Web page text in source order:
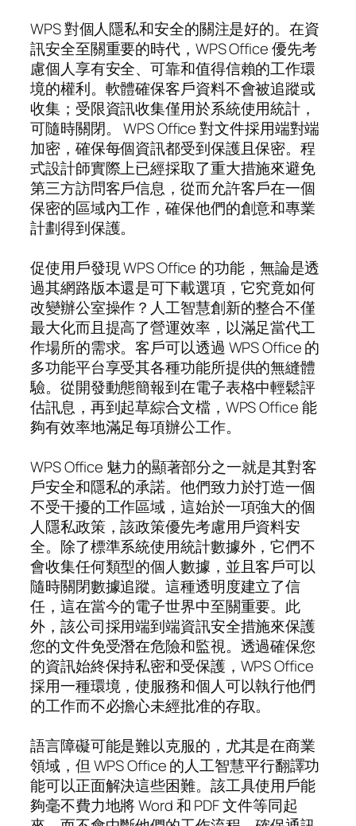
WPS 對個人隱私和安全的關注是好的。在資
訊安全至關重要的時代，WPS Office 優先考
慮個人享有安全、可靠和值得信賴的工作環
境的權利。軟體確保客戶資料不會被追蹤或
收集；受限資訊收集僅用於系統使用統計，
可隨時關閉。 WPS Office 對文件採用端對端
加密，確保每個資訊都受到保護且保密。程
式設計師實際上已經採取了重大措施來避免
第三方訪問客戶信息，從而允許客戶在一個
保密的區域內工作，確保他們的創意和專業
計劃得到保護。
促使用戶發現 WPS Office 的功能，無論是透
過其網路版本還是可下載選項，它究竟如何
改變辦公室操作？人工智慧創新的整合不僅
最大化而且提高了營運效率，以滿足當代工
作場所的需求。客戶可以透過 WPS Office 的
多功能平台享受其各種功能所提供的無縫體
驗。從開發動態簡報到在電子表格中輕鬆評
估訊息，再到起草綜合文檔，WPS Office 能
夠有效率地滿足每項辦公工作。
WPS Office 魅力的顯著部分之一就是其對客
戶安全和隱私的承諾。他們致力於打造一個
不受干擾的工作區域，這始於一項強大的個
人隱私政策，該政策優先考慮用戶資料安
全。除了標準系統使用統計數據外，它們不
會收集任何類型的個人數據，並且客戶可以
隨時關閉數據追蹤。這種透明度建立了信
任，這在當今的電子世界中至關重要。此
外，該公司採用端到端資訊安全措施來保護
您的文件免受潛在危險和監視。透過確保您
的資訊始終保持私密和受保護，WPS Office
採用一種環境，使服務和個人可以執行他們
的工作而不必擔心未經批准的存取。
語言障礙可能是難以克服的，尤其是在商業
領域，但 WPS Office 的人工智慧平行翻譯功
能可以正面解決這些困難。該工具使用戶能
夠毫不費力地將 Word 和 PDF 文件等同起